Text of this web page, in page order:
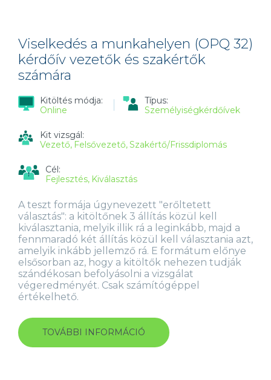
Viselkedés a munkahelyen (OPQ 32)
kérdőív vezetők és szakértők
számára
Kitöltés módja:
Online
Típus:
Személyiségkérdőívek
Kit vizsgál:
Vezető Felsővezető Szakértő/Frissdiplomás
Cél:
Fejlesztés Kiválasztás
A teszt formája úgynevezett "erőltetett
választás": a kitöltőnek 3 állítás közül kell
kiválasztania, melyik illik rá a leginkább, majd a
fennmaradó két állítás közül kell választania azt,
amelyik inkább jellemző rá. E formátum előnye
elsősorban az, hogy a kitöltők nehezen tudják
szándékosan befolyásolni a vizsgálat
végeredményét. Csak számítógéppel
értékelhető.
TOVÁBBI INFORMÁCIÓ VISELKEDÉS